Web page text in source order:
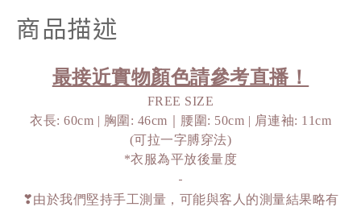
商品描述
最接近實物顏色請參考直播！
FREE SIZE
衣長: 60cm | 胸圍: 46cm｜腰圍: 50cm | 肩連袖: 11cm
(可拉一字膊穿法)
*衣服為平放後量度
-
❣由於我們堅持手工測量，可能與客人的測量結果略有